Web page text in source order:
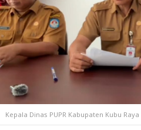
Kepala Dinas PUPR Kabupaten Kubu Raya